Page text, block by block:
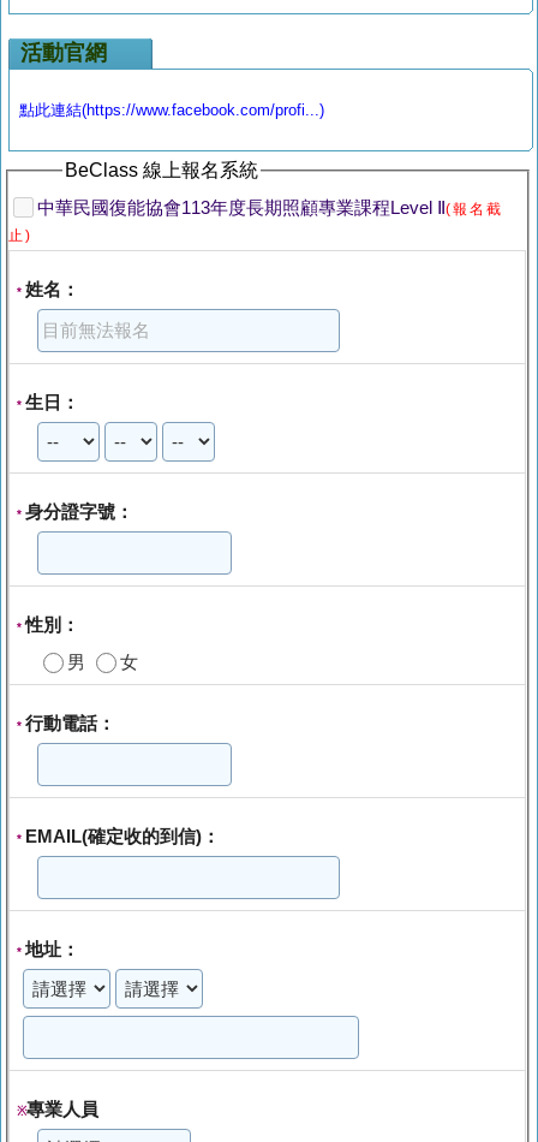
活動官網
點此連結(https://www.facebook.com/profi...)
BeClass 線上報名系統
中華民國復能協會113年度長期照顧專業課程Level Ⅱ (報名截
止)
* 姓名：
* 生日：
* 身分證字號：
*性別：
男
女
* 行動電話：
* EMAIL(確定收的到信)：
*地址：
※專業人員